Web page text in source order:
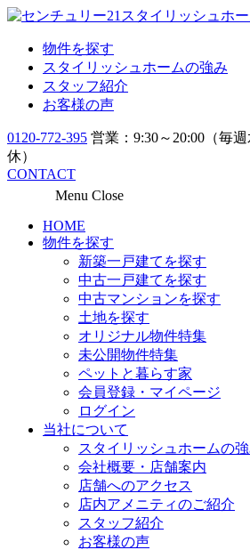
物件を探す
スタイリッシュホームの強み
スタッフ紹介
お客様の声
0120-772-395 営業：9:30～20:00（毎
休）
CONTACT
Menu Close
HOME
物件を探す
新築一戸建てを探す
中古一戸建てを探す
中古マンションを探す
土地を探す
オリジナル物件特集
未公開物件特集
ペットと暮らす家
会員登録・マイページ
ログイン
当社について
スタイリッシュホームの
会社概要・店舗案内
店舗へのアクセス
店内アメニティのご紹介
スタッフ紹介
お客様の声